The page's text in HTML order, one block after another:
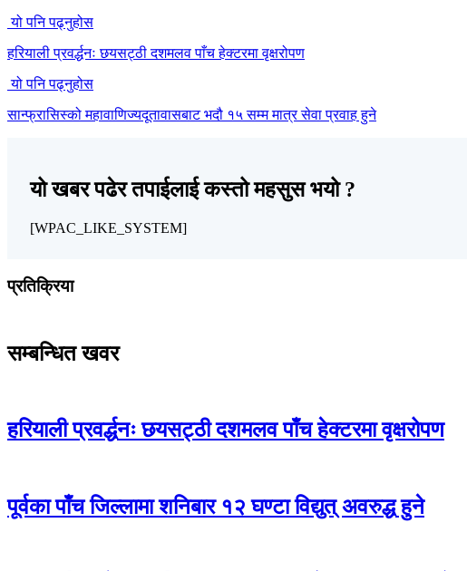
यो पनि पढ्नुहोस
हरियाली प्रवर्द्धनः छयसट्ठी दशमलव पाँच हेक्टरमा वृक्षरोपण
यो पनि पढ्नुहोस
सान्फ्रासिस्को महावाणिज्यदूतावासबाट भदौ १५ सम्म मात्र सेवा प्रवाह हुने
यो खबर पढेर तपाईलाई कस्तो महसुस भयो ?
[WPAC_LIKE_SYSTEM]
प्रतिक्रिया
सम्बन्धित खवर
हरियाली प्रवर्द्धनः छयसट्ठी दशमलव पाँच हेक्टरमा वृक्षरोपण
पूर्वका पाँच जिल्लामा शनिबार १२ घण्टा विद्युत् अवरुद्ध हुने